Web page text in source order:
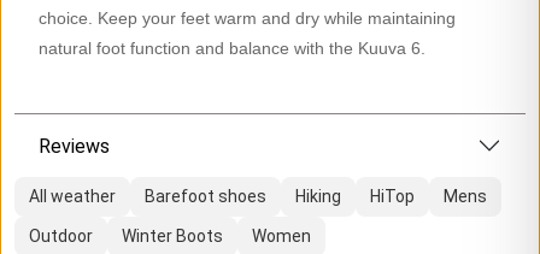
choice. Keep your feet warm and dry while maintaining
natural foot function and balance with the Kuuva 6.
Reviews
All weather Barefoot shoes Hiking HiTop Mens
Outdoor Winter Boots Women